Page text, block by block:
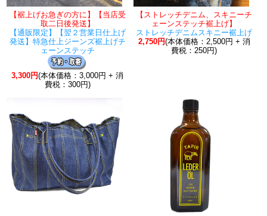
【裾上げお急ぎの方に】【当店受
取二日後発送】
【通販限定】【翌２営業日仕上げ
発送】特急仕上ジーンズ裾上げチ
ェーンステッチ
3,300円(本体価格：3,000円 + 消
費税：300円)
【ストレッチデニム、スキニーチ
ェーンステッチ裾上げ】
ストレッチデニムスキニー裾上げ
2,750円(本体価格：2,500円 + 消
費税：250円)